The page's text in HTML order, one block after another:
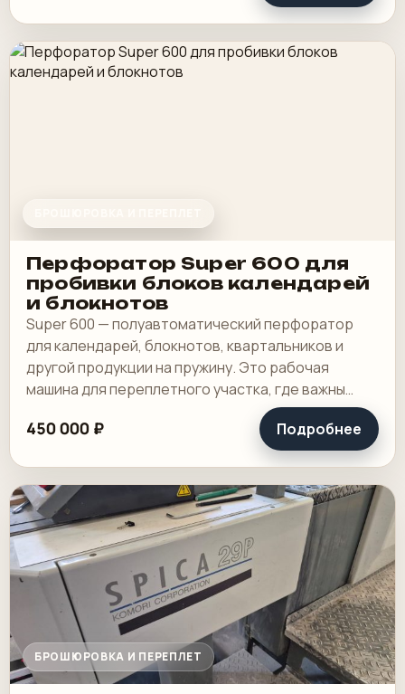
Перфоратор Super 600 для
пробивки блоков календарей
и блокнотов
Super 600 — полуавтоматический перфоратор
для календарей, блокнотов, квартальников и
другой продукции на пружину. Это рабочая
машина для переплетного участка, где важны
широкая зона пробивки, быстрая смена
инструмента и.
450 000 ₽ Подробнее
БРОШЮРОВКА И ПЕРЕПЛЕТ